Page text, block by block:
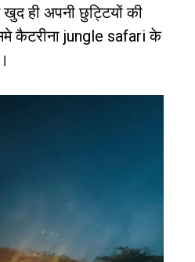
ही अपनी छुट्टियों की
कैटरीना jungle safariके